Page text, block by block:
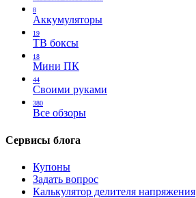
8
Аккумуляторы
19
ТВ боксы
18
Мини ПК
44
Своими руками
380
Все обзоры
Сервисы блога
Купоны
Задать вопрос
Калькулятор делителя напряжения